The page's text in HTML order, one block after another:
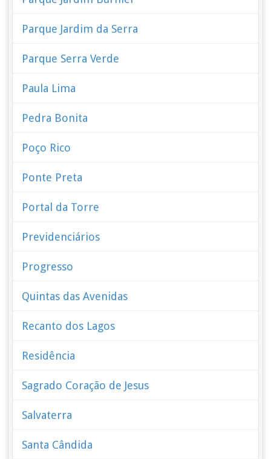
Parque Jardim da Serra
Parque Serra Verde
Paula Lima
Pedra Bonita
Poço Rico
Ponte Preta
Portal da Torre
Previdenciários
Progresso
Quintas das Avenidas
Recanto dos Lagos
Residência
Sagrado Coração de Jesus
Salvaterra
Santa Cândida